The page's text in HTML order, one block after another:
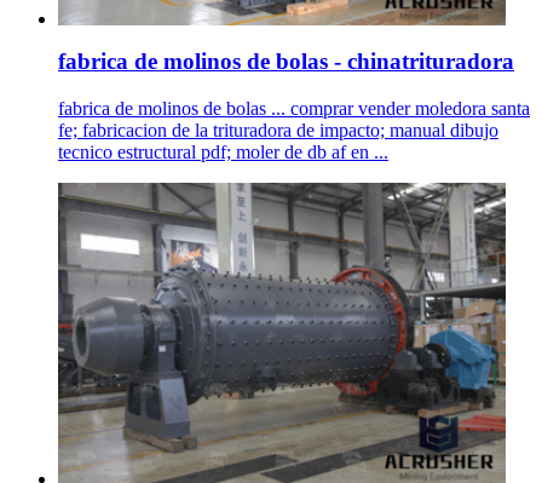
fabrica de molinos de bolas - chinatrituradora
fabrica de molinos de bolas ... comprar vender moledora santa
fe; fabricacion de la trituradora de impacto; manual dibujo
tecnico estructural pdf; moler de db af en ...